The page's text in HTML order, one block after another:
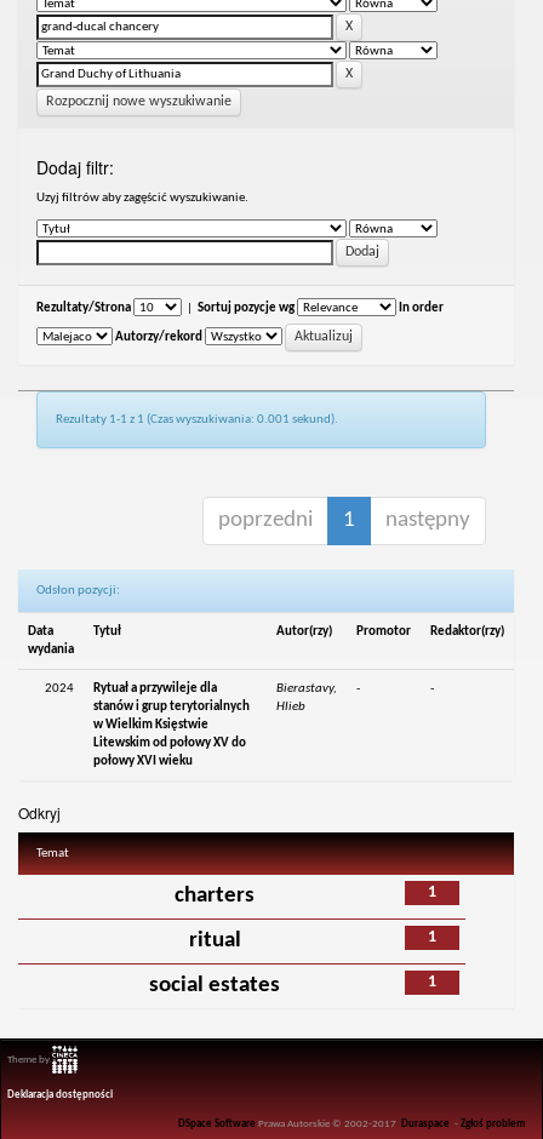
Rozpocznij nowe wyszukiwanie
Dodaj filtr:
Uzyj filtrów aby zagęścić wyszukiwanie.
Rezultaty/Strona Sortuj pozycje wg In order
Autorzy/rekord
Rezultaty 1-1 z 1 (Czas wyszukiwania: 0.001 sekund).
poprzedni 1 następny
Odsłon pozycji:
Data
wydania
Tytuł Autor(rzy) Promotor Redaktor(rzy)
2024
Rytuał a przywileje dla
stanów i grup terytorialnych
w Wielkim Księstwie
Litewskim od połowy XV do
połowy XVI wieku
Bierastavy,
Hlieb
- -
Odkryj
Temat
1
charters
1
ritual
1
social estates
Theme by
Deklaracja dostępności
DSpace Software Prawa Autorskie © 2002-2017 Duraspace -Zgłoś problem